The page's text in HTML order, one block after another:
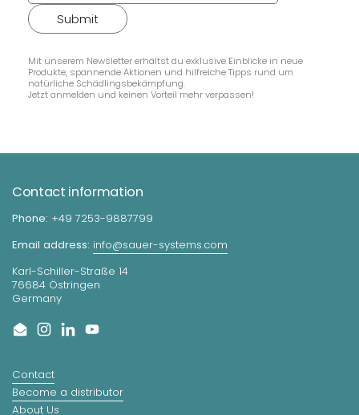
Submit
Mit unserem Newsletter erhältst du exklusive Einblicke in neue
Produkte, spannende Aktionen und hilfreiche Tipps rund um
natürliche Schädlingsbekämpfung.
Jetzt anmelden und keinen Vorteil mehr verpassen!
Contact information
Phone: +49 7253-9887799
Email address: info@sauer-systems.com
Karl-Schiller-Straße 14
76684 Östringen
Germany
EmailInstagram
LinkedInYouTube
Contact
Become a distributor
About Us